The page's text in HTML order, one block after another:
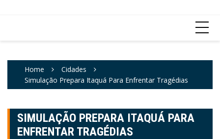
Home
Cidades
Simulação Prepara Itaquá Para Enfrentar Tragédias
SIMULAÇÃO PREPARA ITAQUÁ PARA
ENFRENTAR TRAGÉDIAS